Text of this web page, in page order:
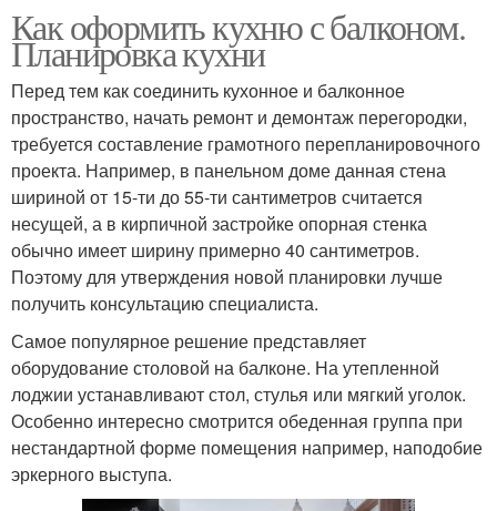
Как оформить кухню с балконом.
Планировка кухни
Перед тем как соединить кухонное и балконное
пространство, начать ремонт и демонтаж перегородки,
требуется составление грамотного перепланировочного
проекта. Например, в панельном доме данная стена
шириной от 15-ти до 55-ти сантиметров считается
несущей, а в кирпичной застройке опорная стенка
обычно имеет ширину примерно 40 сантиметров.
Поэтому для утверждения новой планировки лучше
получить консультацию специалиста.
Самое популярное решение представляет
оборудование столовой на балконе. На утепленной
лоджии устанавливают стол, стулья или мягкий уголок.
Особенно интересно смотрится обеденная группа при
нестандартной форме помещения например, наподобие
эркерного выступа.